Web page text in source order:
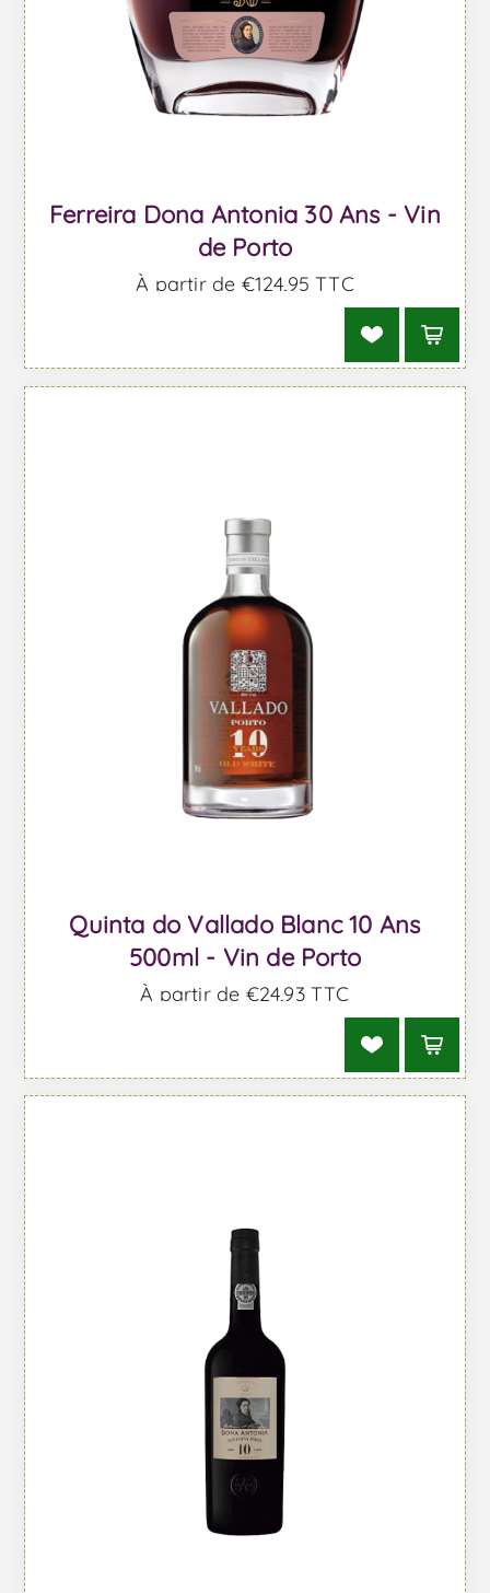
Ferreira Dona Antonia 30 Ans - Vin
de Porto
À partir de €124,95 TTC
Quinta do Vallado Blanc 10 Ans
500ml - Vin de Porto
À partir de €24,93 TTC